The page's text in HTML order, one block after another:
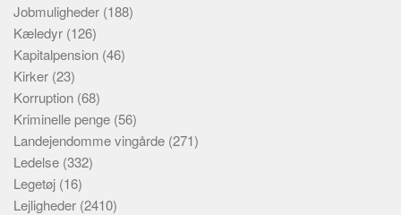
Jobmuligheder (188)
Kæledyr (126)
Kapitalpension (46)
Kirker (23)
Korruption (68)
Kriminelle penge (56)
Landejendomme vingårde (271)
Ledelse (332)
Legetøj (16)
Lejligheder (2410)